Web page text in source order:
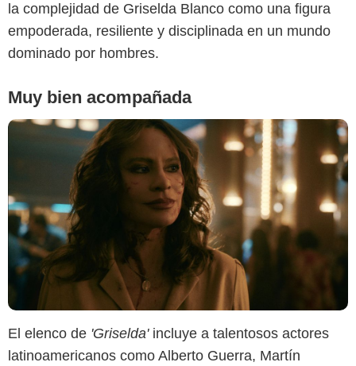
la complejidad de Griselda Blanco como una figura
empoderada, resiliente y disciplinada en un mundo
dominado por hombres.
Muy bien acompañada
El elenco de 'Griselda'incluye a talentosos actores
latinoamericanos como Alberto Guerra, Martín
Netflix